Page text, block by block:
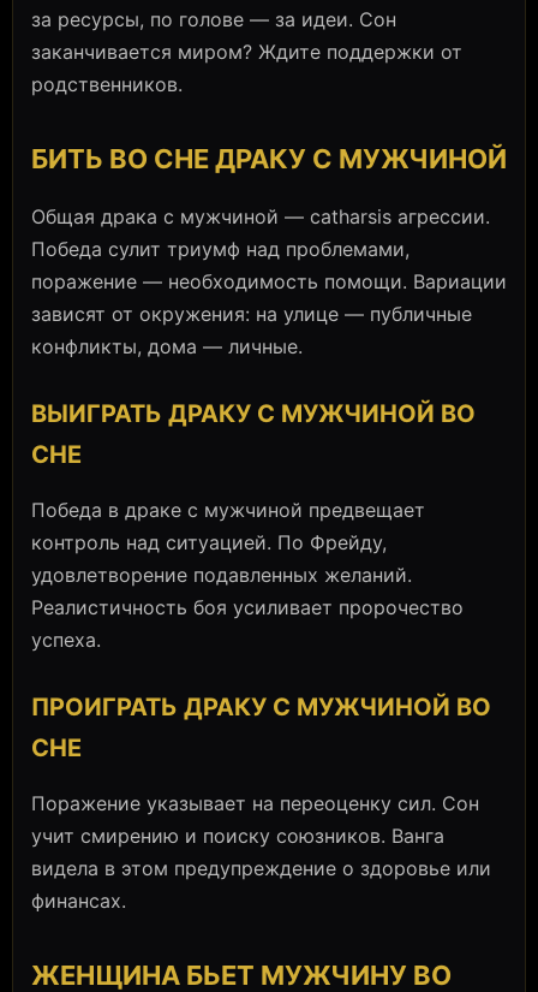
за ресурсы, по голове — за идеи. Сон
заканчивается миром? Ждите поддержки от
родственников.
БИТЬ ВО СНЕ ДРАКУ С МУЖЧИНОЙ
Общая драка с мужчиной — catharsis агрессии.
Победа сулит триумф над проблемами,
поражение — необходимость помощи. Вариации
зависят от окружения: на улице — публичные
конфликты, дома — личные.
ВЫИГРАТЬ ДРАКУ С МУЖЧИНОЙ ВО
СНЕ
Победа в драке с мужчиной предвещает
контроль над ситуацией. По Фрейду,
удовлетворение подавленных желаний.
Реалистичность боя усиливает пророчество
успеха.
ПРОИГРАТЬ ДРАКУ С МУЖЧИНОЙ ВО
СНЕ
Поражение указывает на переоценку сил. Сон
учит смирению и поиску союзников. Ванга
видела в этом предупреждение о здоровье или
финансах.
ЖЕНЩИНА БЬЕТ МУЖЧИНУ ВО